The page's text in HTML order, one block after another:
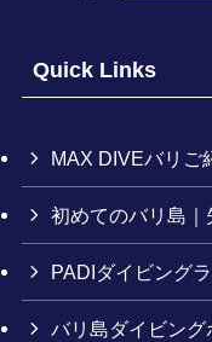
Quick Links
MAX DIVEバリご
初めてのバリ島
PADIダイビング
バリ島ダイビング